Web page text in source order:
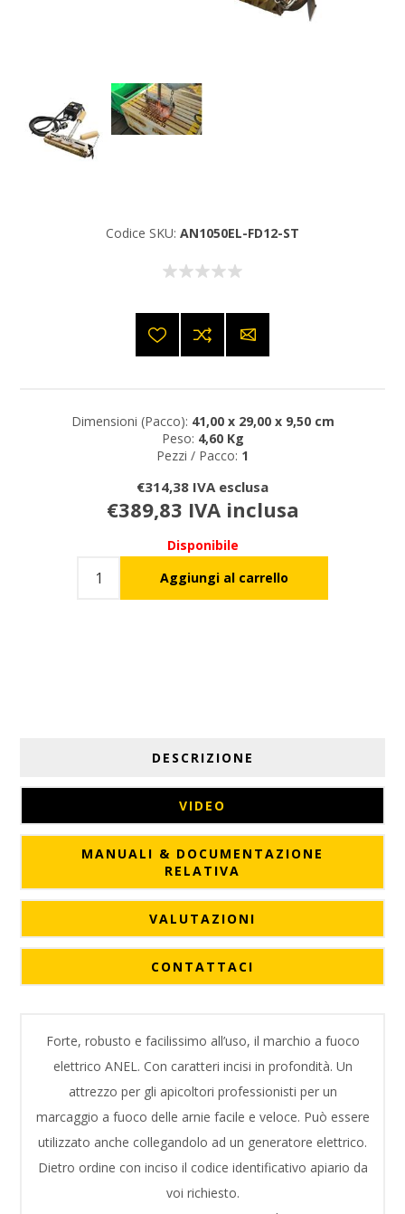
Codice SKU: AN1050EL-FD12-ST
Dimensioni (Pacco): 41,00 x 29,00 x 9,50 cm
Peso: 4,60 Kg
Pezzi / Pacco: 1
€314,38 IVA esclusa
€389,83 IVA inclusa
Disponibile
DESCRIZIONE
VIDEO
MANUALI & DOCUMENTAZIONE
RELATIVA
VALUTAZIONI
CONTATTACI
Forte, robusto e facilissimo all’uso, il marchio a fuoco
elettrico ANEL. Con caratteri incisi in profondità. Un
attrezzo per gli apicoltori professionisti per un
marcaggio a fuoco delle arnie facile e veloce. Può essere
utilizzato anche collegandolo ad un generatore elettrico.
Dietro ordine con inciso il codice identificativo apiario da
voi richiesto.